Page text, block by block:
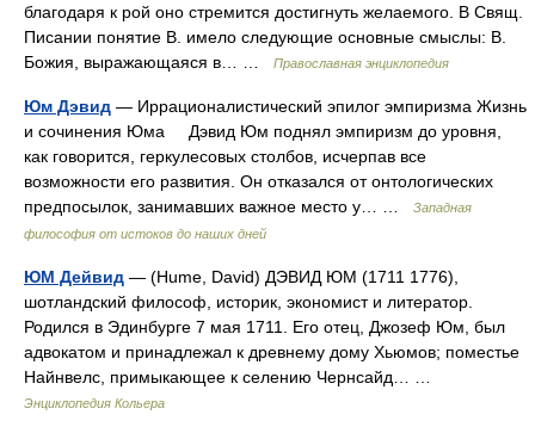
благодаря к рой оно стремится достигнуть желаемого. В Свящ.
Писании понятие В. имело следующие основные смыслы: В.
Божия, выражающаяся в… …
Православная энциклопедия
Юм Дэвид — Иррационалистический эпилог эмпиризма Жизнь
и сочинения Юма Дэвид Юм поднял эмпиризм до уровня,
как говорится, геркулесовых столбов, исчерпав все
возможности его развития. Он отказался от онтологических
предпосылок, занимавших важное место у… …
Западная
философия от истоков до наших дней
ЮМ Дейвид — (Hume, David) ДЭВИД ЮМ (1711 1776),
шотландский философ, историк, экономист и литератор.
Родился в Эдинбурге 7 мая 1711. Его отец, Джозеф Юм, был
адвокатом и принадлежал к древнему дому Хьюмов; поместье
Найнвелс, примыкающее к селению Чернсайд… …
Энциклопедия Кольера